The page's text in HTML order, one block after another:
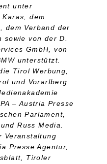
unter
dem
dem Verband der
sowie von der D.
GmbH, von
unterstützt.
Tirol Werbung,
und Vorarlberg
– Austria Presse
Parlament,
Russ Media.
Veranstaltung
Presse Agentur,
Tiroler